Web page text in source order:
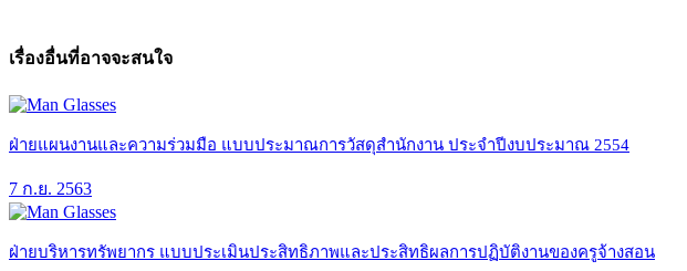
เรื่องอื่นที่อาจจะสนใจ
ฝ่ายแผนงานและความร่วมมือ แบบประมาณการวัสดุสำนักงาน ประจำปีงบประมาณ 2554
7 ก.ย. 2563
ฝ่ายบริหารทรัพยากร แบบประเมินประสิทธิภาพและประสิทธิผลการปฏิบัติงานของครูจ้างสอน